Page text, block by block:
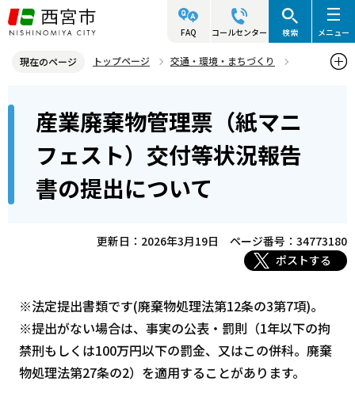
こ
の
ジ
す
FAQ コールセンター 検索 メニュー
現在のページ トップページ
交通・環境・まちづくり
産業廃棄物管理票（紙マニフェスト）交付等状況報告書の提出につい
ら
産業廃棄物管理票（紙マニ
フェスト）交付等状況報告
書の提出について
更新日：2026年3月19日
ページ番号：34773180
ポストする
※法定提出書類です(廃棄物処理法第12条の3第7項)。
※提出がない場合は、事実の公表・罰則（1年以下の拘
禁刑もしくは100万円以下の罰金、又はこの併科。廃棄
物処理法第27条の2）を適用することがあります。